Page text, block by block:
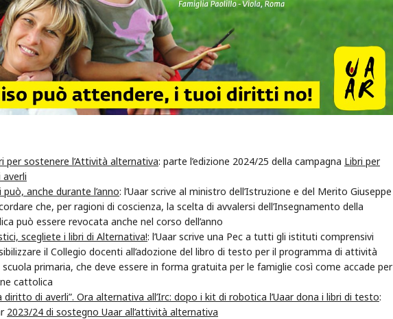
per sostenere l’Attività alternativa: parte l’edizione 2024/25 della campagna Libri per
anche durante l’anno: l’Uaar scrive al ministro dell’Istruzione e del Merito Giuseppe
che, per ragioni di coscienza, la scelta di avvalersi dell’Insegnamento della
può essere revocata anche nel corso dell’anno
scegliete i libri di Alternativa!: l’Uaar scrive una Pec a tutti gli istituti comprensivi
il Collegio docenti all’adozione del libro di testo per il programma di attività
primaria, che deve essere in forma gratuita per le famiglie così come accade per
cattolica
diritto di averli”. Ora alternativa all’Irc: dopo i kit di robotica l’Uaar dona i libri di testo:
2023/24 di sostegno Uaar all’attività alternativa